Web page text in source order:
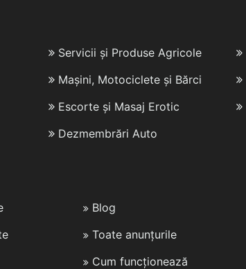
Servicii și Produse Agricole
Mașini, Motociclete și Bărci
Escorte și Masaj Erotic
Dezmembrări Auto
Blog
Toate anunțurile
Cum funcționează